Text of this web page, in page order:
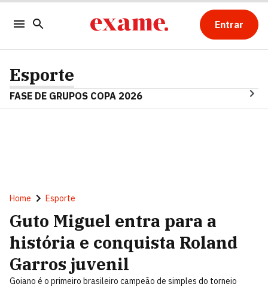
Entrar
Esporte
FASE DE GRUPOS COPA 2026
Home Esporte
Guto Miguel entra para a
história e conquista Roland
Garros juvenil
Goiano é o primeiro brasileiro campeão de simples do torneio